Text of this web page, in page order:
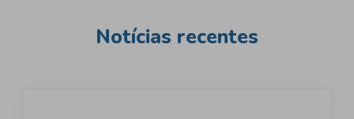
Notícias recentes